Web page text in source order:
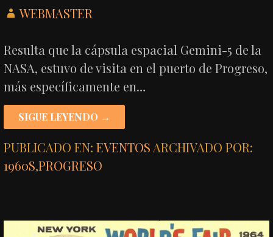
WEBMASTER
Resulta que la cápsula espacial Gemini-5 de la
NASA, estuvo de visita en el puerto de Progreso,
más específicamente en…
SIGUE LEYENDO →
PUBLICADO EN:EVENTOS ARCHIVADO POR:
1960S,PROGRESO